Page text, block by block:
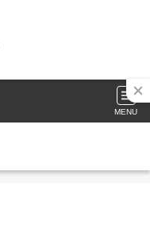
MENU